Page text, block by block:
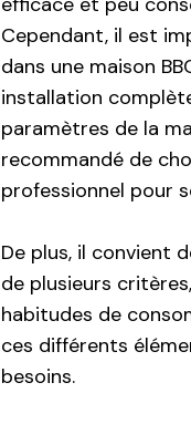
Cependant, il est
dans une maison
installation
paramètres de la
recommandé de
professionnel pour
De plus, il convient
de plusieurs
habitudes de
ces différents
besoins.